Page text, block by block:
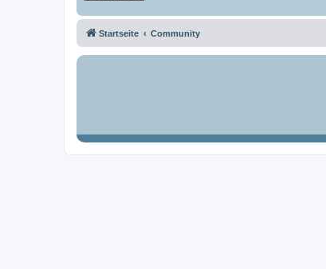
Startseite Community